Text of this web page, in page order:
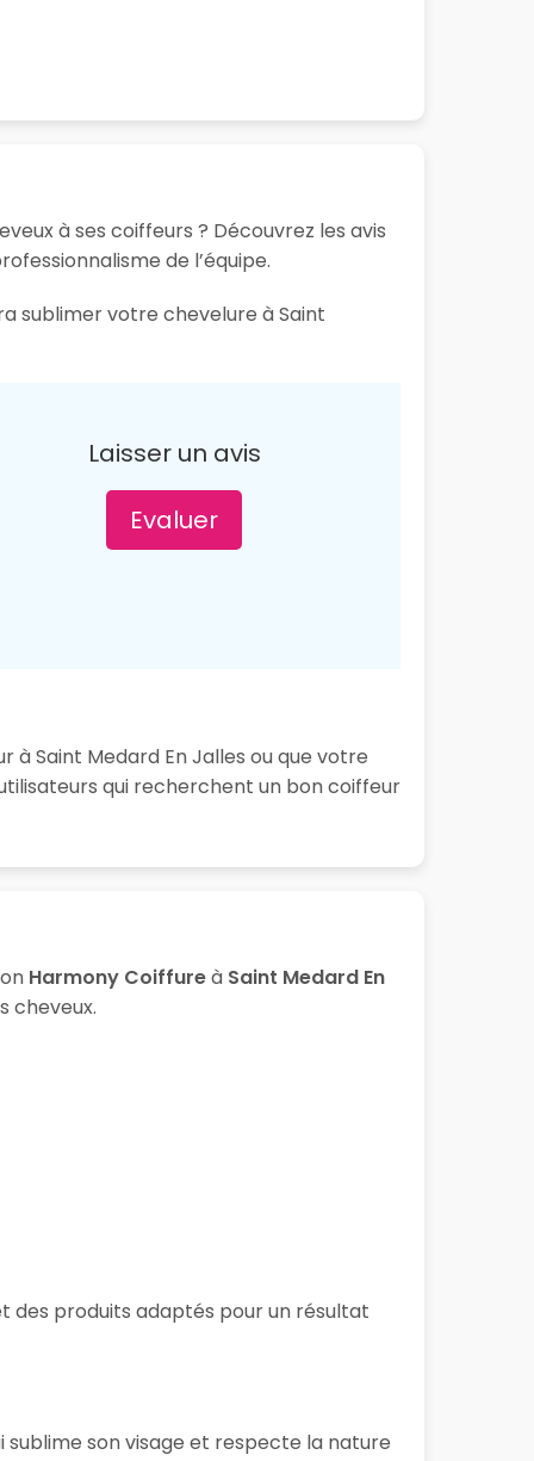
à ses coiffeurs ? Découvrez les avis
de l’équipe.
sublimer votre chevelure à Saint
Laisser un avis
Evaluer
à Saint Medard En Jalles ou que votre
qui recherchent un bon coiffeur
Harmony Coiffureà Saint Medard En
cheveux.
des produits adaptés pour un résultat
son visage et respecte la nature